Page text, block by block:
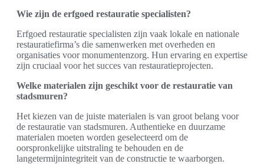
Wie zijn de erfgoed restauratie specialisten?
Erfgoed restauratie specialisten zijn vaak lokale en nationale
restauratiefirma’s die samenwerken met overheden en
organisaties voor monumentenzorg. Hun ervaring en expertise
zijn cruciaal voor het succes van restauratieprojecten.
Welke materialen zijn geschikt voor de restauratie van
stadsmuren?
Het kiezen van de juiste materialen is van groot belang voor
de restauratie van stadsmuren. Authentieke en duurzame
materialen moeten worden geselecteerd om de
oorspronkelijke uitstraling te behouden en de
langetermijnintegriteit van de constructie te waarborgen.